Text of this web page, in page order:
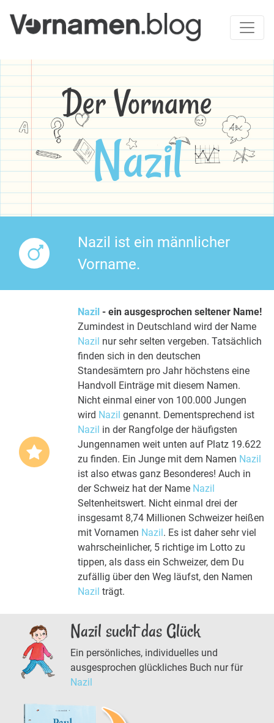
Der Vorname
Nazil
Nazil ist ein männlicher
Vorname.
Nazil - ein ausgesprochen seltener Name!
Zumindest in Deutschland wird der Name
Nazil nur sehr selten vergeben. Tatsächlich
finden sich in den deutschen
Standesämtern pro Jahr höchstens eine
Handvoll Einträge mit diesem Namen.
Nicht einmal einer von 100.000 Jungen
wird Nazil genannt. Dementsprechend ist
Nazil in der Rangfolge der häufigsten
Jungennamen weit unten auf Platz 19.622
zu finden. Ein Junge mit dem Namen Nazil
ist also etwas ganz Besonderes! Auch in
der Schweiz hat der Name Nazil
Seltenheitswert. Nicht einmal drei der
insgesamt 8,74 Millionen Schweizer heißen
mit Vornamen Nazil. Es ist daher sehr viel
wahrscheinlicher, 5 richtige im Lotto zu
tippen, als dass ein Schweizer, dem Du
zufällig über den Weg läufst, den Namen
Nazil trägt.
Nazil sucht das Glück
Ein persönliches, individuelles und
ausgesprochen glückliches Buch nur für
Nazil